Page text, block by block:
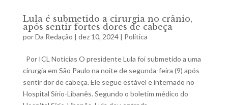
Lula é submetido a cirurgia no crânio,
após sentir fortes dores de cabeça
porDa Redação | dez 10, 2024| Política
Por ICL Noticias O presidente Lula foi submetido a uma
cirurgia em São Paulo na noite de segunda-feira (9) após
sentir dor de cabeça. Ele segue estável e internado no
Hospital Sírio-Libanês. Segundo o boletim médico do